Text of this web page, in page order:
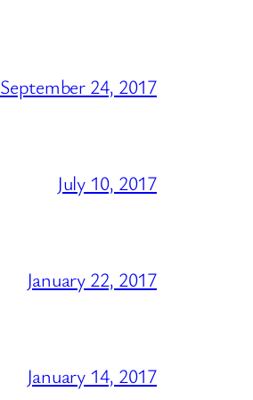
September 24, 2017
July 10, 2017
January 22, 2017
January 14, 2017